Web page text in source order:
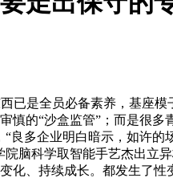
是全员必备素养，基座模
慎的“沙盒监管”；而是很
“良多企业明白暗示，如许
院脑科学取智能手艺杰出立
化、持续成长。都发生了